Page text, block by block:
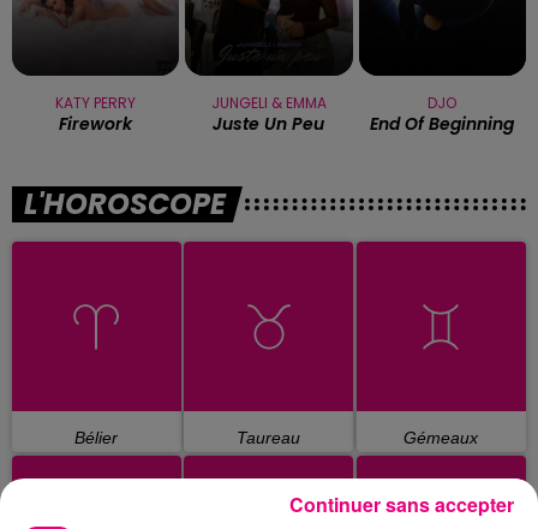
KATY PERRY
Firework
JUNGELI & EMMA
Juste Un Peu
DJO
End Of Beginning
L'HOROSCOPE
Bélier Taureau Gémeaux
Continuer sans accepter